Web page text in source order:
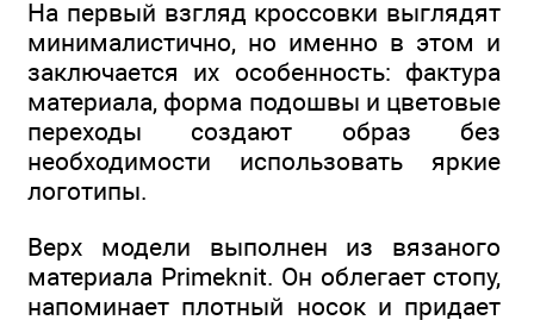
На первый взгляд кроссовки выглядят
минималистично, но именно в этом и
заключается их особенность: фактура
материала, форма подошвы и цветовые
переходы создают образ без
необходимости использовать яркие
логотипы.
Верх модели выполнен из вязаного
материала Primeknit. Он облегает стопу,
напоминает плотный носок и придает